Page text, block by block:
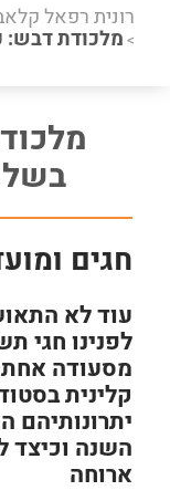
רונית רפאל
>מלכודת דבש:
חגים
עוד לא
לפנינו חגי
מסעודה אחת
קלינית
יתרונותיהם
השנה וכיצד
ארוחה